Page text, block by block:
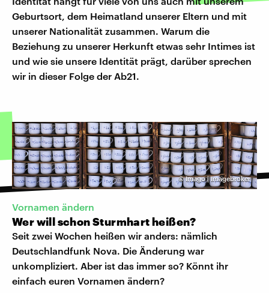
Geburtsort, dem Heimatland unserer Eltern und mit
unserer Nationalität zusammen. Warum die
Beziehung zu unserer Herkunft etwas sehr Intimes ist
und wie sie unsere Identität prägt, darüber sprechen
wir in dieser Folge der Ab21.
©Imago | Imagebroker
Vornamen ändern
Wer will schon Sturmhart heißen?
Seit zwei Wochen heißen wir anders: nämlich
Deutschlandfunk Nova. Die Änderung war
unkompliziert. Aber ist das immer so? Könnt ihr
einfach euren Vornamen ändern?